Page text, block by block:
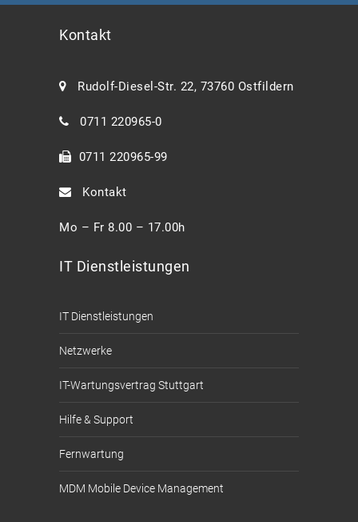
Kontakt
Rudolf-Diesel-Str. 22, 73760 Ostfildern
0711 220965-0
0711 220965-99
Kontakt
Mo – Fr 8.00 – 17.00h
IT Dienstleistungen
IT Dienstleistungen
Netzwerke
IT-Wartungsvertrag Stuttgart
Hilfe & Support
Fernwartung
MDM Mobile Device Management